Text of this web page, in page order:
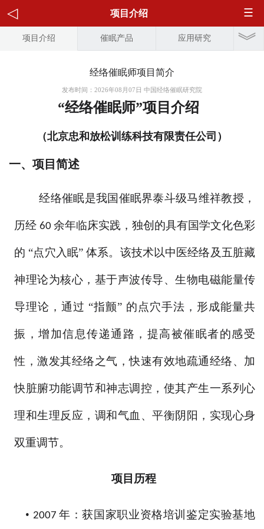
项目介绍
项目介绍 催眠产品 应用研究
经络催眠师项目简介
发布时间：2026年08月07日 中国经络催眠研究院
“经络催眠师”项目介绍
（北京忠和放松训练科技有限责任公司）
一、 项目简述
经络催眠是我国催眠界泰斗级马维祥教授，
历经 60 余年临床实践，独创的具有国学文化色彩
的 “点穴入眠” 体系。该技术以中医经络及五脏藏
神理论为核心，基于声波传导、生物电磁能量传
导理论，通过 “指颤” 的点穴手法，形成能量共
振，增加信息传递通路，提高被催眠者的感受
性，激发其经络之气，快速有效地疏通经络、加
快脏腑功能调节和神志调控，使其产生一系列心
理和生理反应，调和气血、平衡阴阳，实现心身
双重调节。
项目 历程
• 2007年：获国家职业资格培训鉴定实验基地